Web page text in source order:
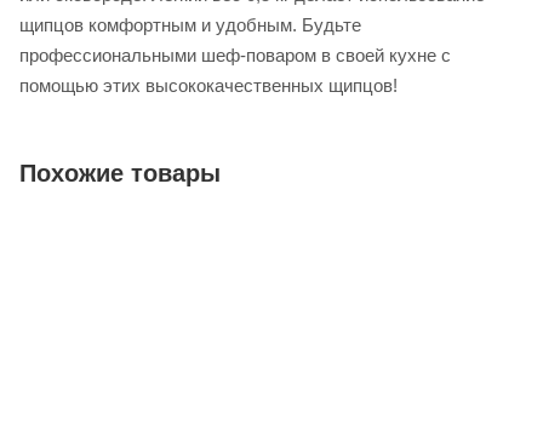
щипцов комфортным и удобным. Будьте
профессиональными шеф-поваром в своей кухне с
помощью этих высококачественных щипцов!
Похожие товары